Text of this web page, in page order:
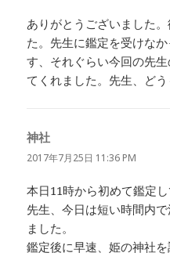
ありがとうございました
た。先生に鑑定を受けな
す、それぐらい今回の先
てくれました。先生、ど
神社
り:
2017年7月25日 11:36 PM
本日11時から初めて鑑定し
先生、今日は短い時間内
ました。
鑑定後に早速、姫の神社